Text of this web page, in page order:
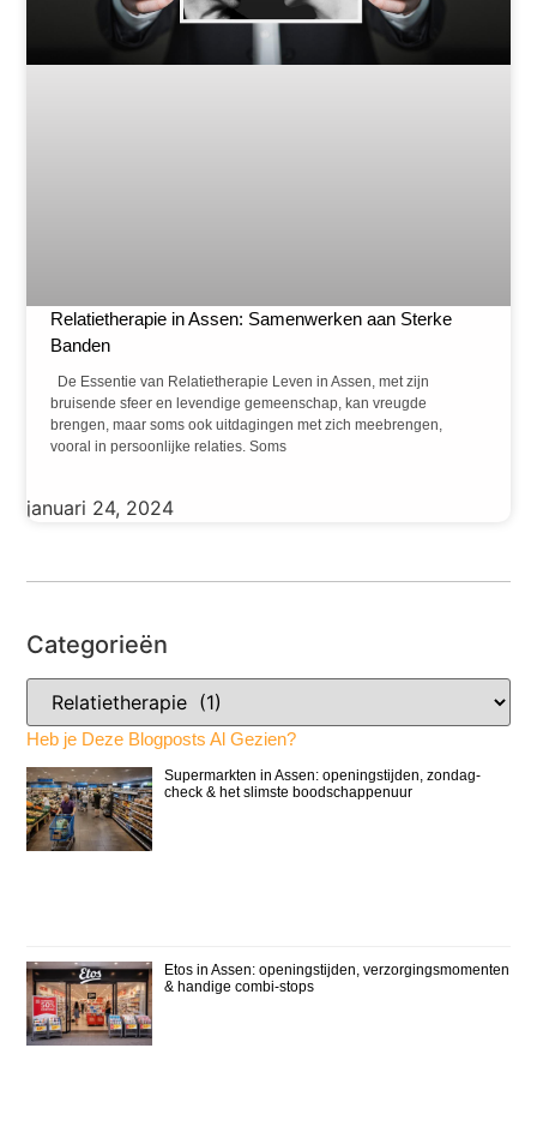
Categorieën
Heb je Deze Blogposts Al Gezien?
Supermarkten in Assen: openingstijden, zondag-
check & het slimste boodschappenuur
Etos in Assen: openingstijden, verzorgingsmomenten
& handige combi-stops
Relatietherapie in Assen: Samenwerken aan Sterke
Banden
De Essentie van Relatietherapie Leven in Assen, met zijn
bruisende sfeer en levendige gemeenschap, kan vreugde
brengen, maar soms ook uitdagingen met zich meebrengen,
vooral in persoonlijke relaties. Soms
januari 24, 2024